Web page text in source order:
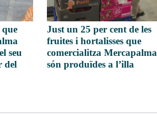
que
seu
del
Just un 25 per cent de les
fruites i hortalisses que
comercialitza Mercapalma
són produïdes a l’illa